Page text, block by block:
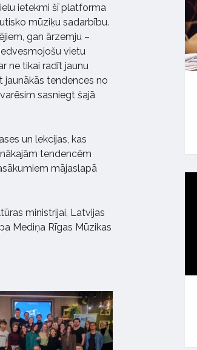
ietekmi šī platforma
mūziķu sadarbību.
gan ārzemju –
vietu
ne tikai radīt jaunu
tendences no
sasniegt šajā
un lekcijas, kas
tendencēm
mājaslapā
ministrijai, Latvijas
Mediņa Rīgas Mūzikas